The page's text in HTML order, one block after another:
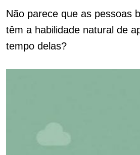
Não parece que as pessoas
têm a habilidade natural de
tempo delas?